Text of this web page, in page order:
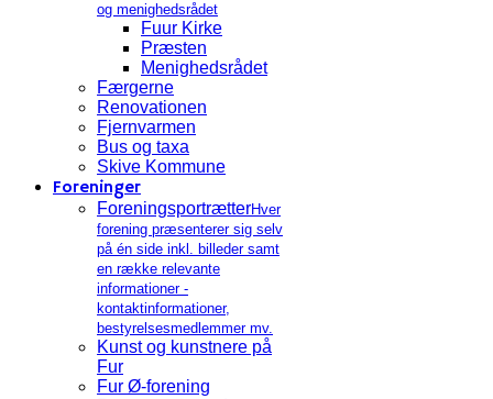
og menighedsrådet
Fuur Kirke
Præsten
Menighedsrådet
Færgerne
Renovationen
Fjernvarmen
Bus og taxa
Skive Kommune
Foreninger
ForeningsportrætterHver
forening præsenterer sig selv
på én side inkl. billeder samt
en række relevante
informationer -
kontaktinformationer,
bestyrelsesmedlemmer mv.
Kunst og kunstnere på
Fur
Fur Ø-forening